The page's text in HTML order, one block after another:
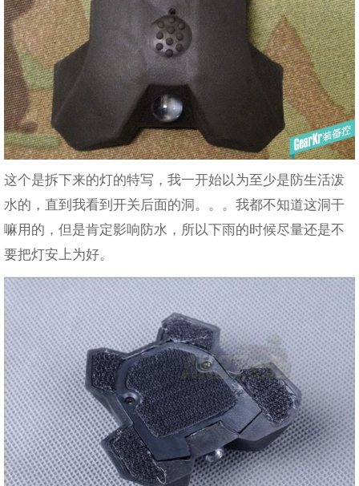
这个是拆下来的灯的特写，我一开始以为至少是防生活泼
水的，直到我看到开关后面的洞。。。我都不知道这洞干
嘛用的，但是肯定影响防水，所以下雨的时候尽量还是不
要把灯安上为好。